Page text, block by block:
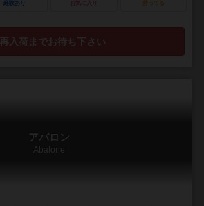
経験あり お気に入り 持ってる
再入荷までお待ち下さい
アバロン
Abalone